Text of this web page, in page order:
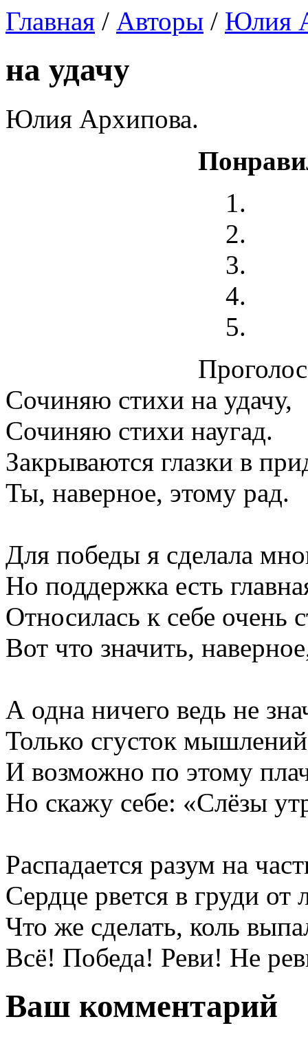
Главная / Авторы / Юлия
на удачу
Юлия Архипова.
Сочиняю стихи на удачу,
Сочиняю стихи наугад.
Закрываются глазки в
Ты, наверное, этому рад.
Для победы я сделала
Но поддержка есть
Относилась к себе очень
Вот что значить,
А одна ничего ведь не
Только сгусток
И возможно по этому
Но скажу себе: «Слёзы
Распадается разум на
Сердце рвется в груди от
Что же сделать, коль
Всё! Победа! Реви! Не
Ваш комментарий